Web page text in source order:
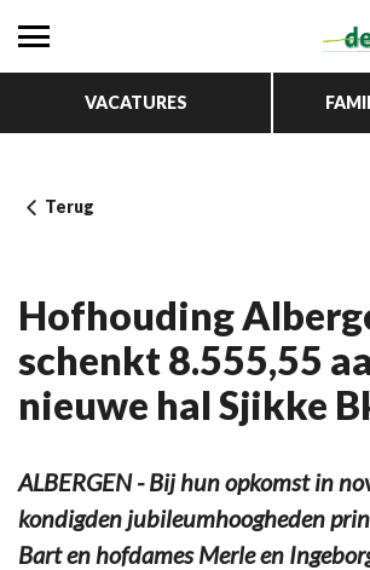
VACATURES
Terug
Hofhouding
schenkt 8.555,55
nieuwe hal Sjikke
ALBERGEN - Bij hun opkomst in
kondigden jubileumhoogheden
Bart en hofdames Merle en